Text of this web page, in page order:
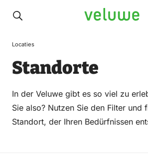
Veluwe
Locaties
Standorte
In der Veluwe gibt es so viel zu
Sie also? Nutzen Sie den Filter und
Standort, der Ihren Bedürfnissen